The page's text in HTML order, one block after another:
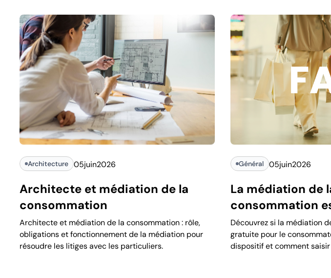
Architecture 05juin2026
Architecte et médiation de la
consommation
Architecte et médiation de la consommation : rôle,
obligations et fonctionnement de la médiation pour
résoudre les litiges avec les particuliers.
Général 05juin2026
La médiation de
consommation
Découvrez si la médiation
gratuite pour le
dispositif et comment